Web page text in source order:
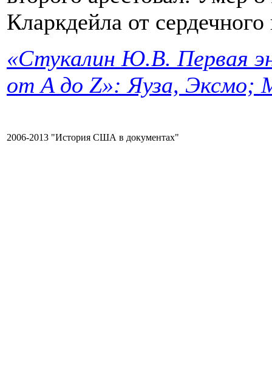
Кларкдейла от
«Стукалин Ю.В. Первая
от A до Z»: Яуза, Эксмо;
2006-2013 "История США в документах"